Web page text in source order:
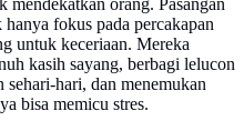
orang. Pasangan
fokus pada percakapan
untuk keceriaan. Mereka
kasih sayang, berbagi lelucon
hari, dan menemukan
bisa memicu stres.